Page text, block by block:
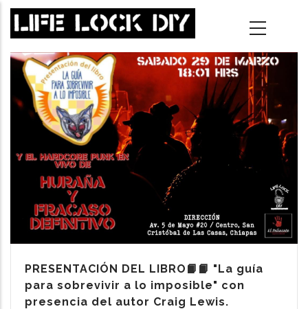
Skip
main
content
PRESENTACIÓN DEL LIBRO📙📙 "La guía
para sobrevivir a lo imposible" con
presencia del autor Craig Lewis.